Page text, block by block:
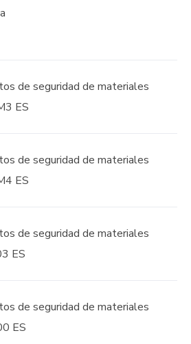
de seguridad de materiales
ES
de seguridad de materiales
ES
de seguridad de materiales
ES
de seguridad de materiales
ES